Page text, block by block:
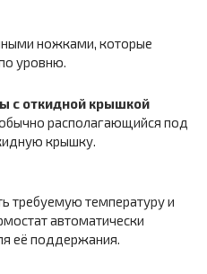
ножками, которые
уровню.
с откидной крышкой
располагающийся под
крышку.
требуемую температуру и
автоматически
её поддержания.